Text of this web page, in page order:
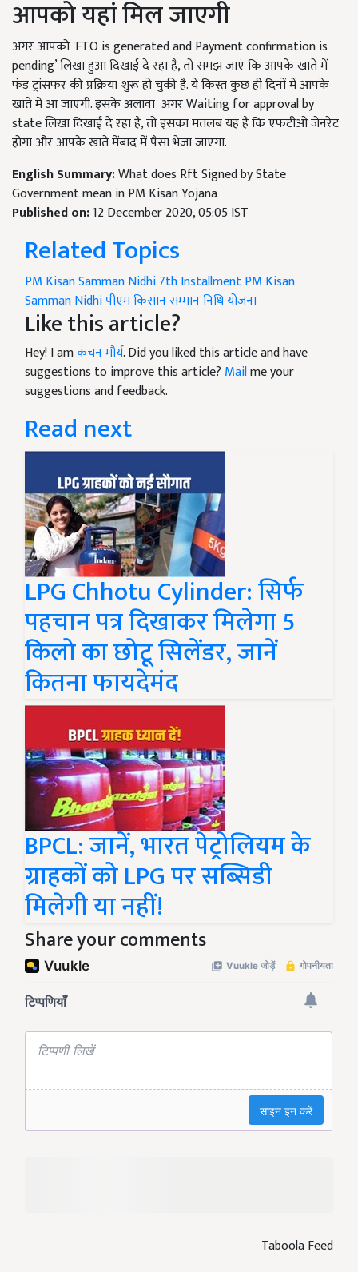
आपको यहां मिल जाएगी
अगर आपको 'FTO is generated and Payment confirmation is
pending’ लिखा हुआ दिखाई दे रहा है, तो समझ जाएं कि आपके खाते में
फंड ट्रांसफर की प्रक्रिया शुरू हो चुकी है. ये किस्त कुछ ही दिनों में आपके
खाते में आ जाएगी. इसके अलावा अगर Waiting for approval by
state लिखा दिखाई दे रहा है, तो इसका मतलब यह है कि एफटीओ जेनरेट
होगा और आपके खाते मेंबाद में पैसा भेजा जाएगा.
English Summary:What does Rft Signed by State
Government mean in PM Kisan Yojana
Published on:12 December 2020, 05:05 IST
Related Topics
PM Kisan Samman Nidhi 7th InstallmentPM Kisan
Samman Nidhiपीएम किसान सम्मान निधि योजना
Like this article?
Hey! I amकंचन मौर्य. Did you liked this article and have
suggestions to improve this article? Mailme your
suggestions and feedback.
Read next
LPG Chhotu Cylinder: सिर्फ
पहचान पत्र दिखाकर मिलेगा 5
किलो का छोटू सिलेंडर, जानें
कितना फायदेमंद
BPCL: जानें, भारत पेट्रोलियम के
ग्राहकों को LPG पर सब्सिडी
मिलेगी या नहीं!
Share your comments
Taboola Feed